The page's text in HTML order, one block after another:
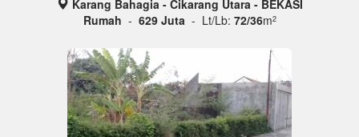
Karang Bahagia - Cikarang Utara - BEKASI
Rumah - 629 Juta - Lt/Lb: 72/36m2